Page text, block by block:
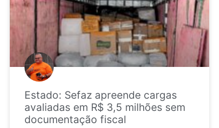
Estado: Sefaz apreende cargas
avaliadas em R$ 3,5 milhões sem
documentação fiscal